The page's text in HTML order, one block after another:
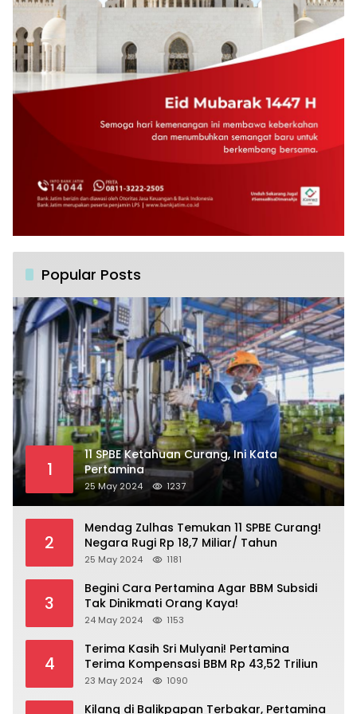
Popular Posts
1
11 SPBE Ketahuan Curang, Ini Kata
Pertamina
25 May 2024 1237
2
Mendag Zulhas Temukan 11 SPBE Curang!
Negara Rugi Rp 18,7 Miliar/ Tahun
25 May 2024 1181
3
Begini Cara Pertamina Agar BBM Subsidi
Tak Dinikmati Orang Kaya!
24 May 2024 1153
4
Terima Kasih Sri Mulyani! Pertamina
Terima Kompensasi BBM Rp 43,52 Triliun
23 May 2024 1090
Kilang di Balikpapan Terbakar, Pertamina